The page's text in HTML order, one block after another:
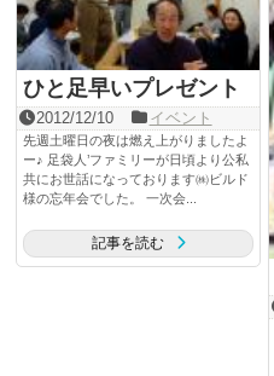
ひと足早いプレゼント
2012/12/10 イベント
先週土曜日の夜は燃え上がりましたよ
ー♪ 足袋人’ファミリーが日頃より公私
共にお世話になっております㈱ビルド
様の忘年会でした。 一次会...
記事を読む